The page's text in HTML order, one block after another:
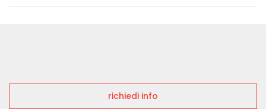
richiedi info